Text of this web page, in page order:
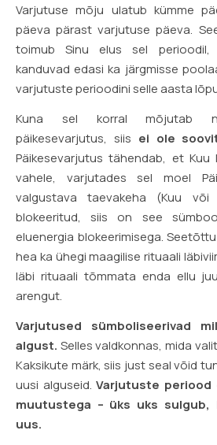
Varjutuse mõju ulatub kümme
päeva pärast varjutuse päeva.
toimub Sinu elus sel
kanduvad edasi ka järgmisse
varjutuste perioodini selle aasta
Kuna sel korral mõjutab
päikesevarjutus, siis ei ole
Päikesevarjutus tähendab, et Kuu
vahele, varjutades sel moel
valgustava taevakeha (Kuu või
blokeeritud, siis on see
eluenergia blokeerimisega.
hea ka ühegi maagilise rituaali
läbi rituaali tõmmata enda ellu
arengut.
Varjutused sümboliseerivad
algust. Selles valdkonnas, mida
Kaksikute märk, siis just seal võid
uusi alguseid.Varjutuste
muutustega – üks uks sulgub,
uus.